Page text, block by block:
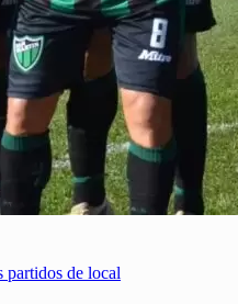
partidos de local